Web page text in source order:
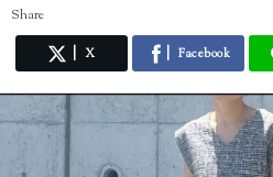
Share
X Facebook